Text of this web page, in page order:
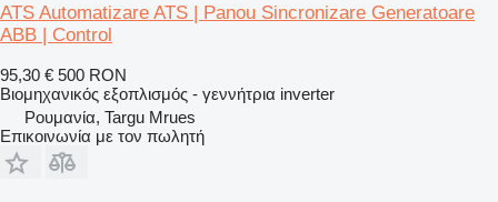
ATS Automatizare ATS | Panou Sincronizare Generatoare
ABB | Control
95,30 € 500 RON
Βιομηχανικός εξοπλισμός - γεννήτρια inverter
Ρουμανία, Targu Mrues
Επικοινωνία με τον πωλητή